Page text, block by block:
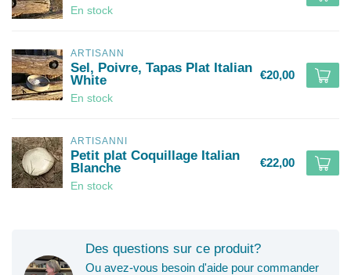
En stock
ARTISANN
Sel, Poivre, Tapas Plat Italian
White
En stock
€20,00
ARTISANNI
Petit plat Coquillage Italian
Blanche
En stock
€22,00
Des questions sur ce produit?
Ou avez-vous besoin d'aide pour commander